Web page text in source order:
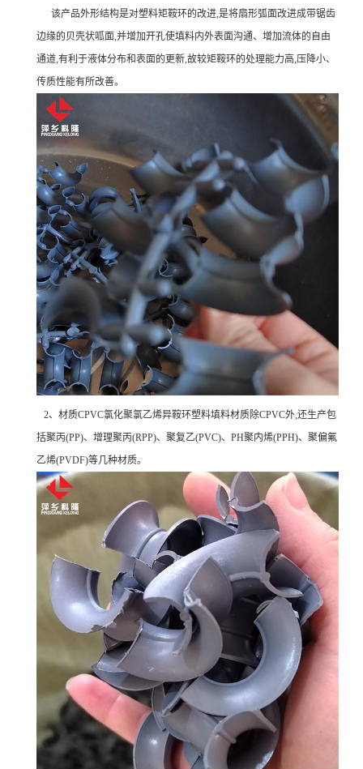
该产品外形结构是对塑料矩鞍环的改进,是将扇形弧面改进成带锯齿
边缘的贝壳状呱面,并增加开孔使填料内外表面沟通、增加流体的自由
通道,有利于液体分布和表面的更新,故较矩鞍环的处理能力高,压降小、
传质性能有所改善。
2、材质CPVC氯化聚氯乙烯异鞍环塑料填料材质除CPVC外,还生产包
括聚丙(PP)、增理聚丙(RPP)、聚复乙(PVC)、PH聚内烯(PPH)、聚偏氟
乙烯(PVDF)等几种材质。